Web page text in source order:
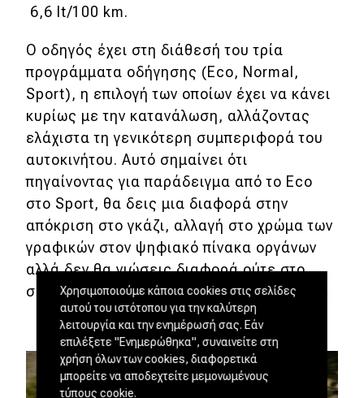
6,6 lt/100 km.
Ο οδηγός έχει στη διάθεσή του τρία
προγράμματα οδήγησης (Eco, Normal,
Sport), η επιλογή των οποίων έχει να κάνει
κυρίως με την κατανάλωση, αλλάζοντας
ελάχιστα τη γενικότερη συμπεριφορά του
αυτοκινήτου. Αυτό σημαίνει ότι
πηγαίνοντας για παράδειγμα από το Eco
στο Sport, θα δεις μια διαφορά στην
απόκριση στο γκάζι, αλλαγή στο χρώμα των
γραφικών στον ψηφιακό πίνακα οργάνων
αλλά δεν θα νιώσεις διαφορά ούτε στο
σύστημα διεύθυνσης ούτε στην ανάρτηση.
Χρησιμοποιούμε κάποια cookies στις σελίδες
αυτού του ιστότοπου για την καλύτερη
λειτουργία και την ενημέρωσή σας. Εάν
επιλέξετε "Ενημερώθηκα", συναινείτε στη
χρήση όλων των cookies, διαφορετικά
μπορείτε να αποδεχτείτε μεμονωμένους
τύπους cookie.